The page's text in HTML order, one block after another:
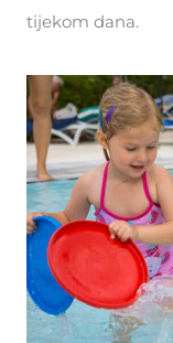
tijekom dana.